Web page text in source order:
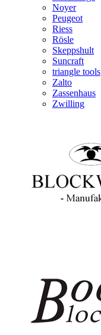
Noyer
Peugeot
Riess
Rösle
Skeppshult
Suncraft
triangle tools
Zalto
Zassenhaus
Zwilling